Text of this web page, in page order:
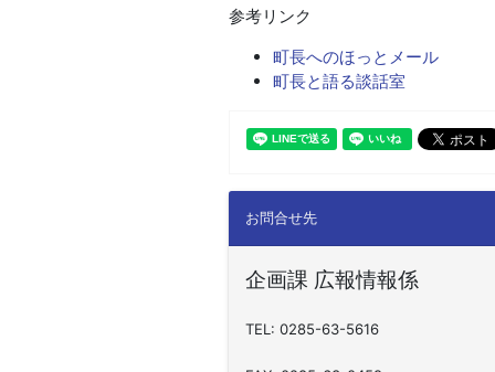
参考リンク
町長へのほっとメール
町長と語る談話室
お問合せ先
企画課 広報情報係
TEL: 0285-63-5616